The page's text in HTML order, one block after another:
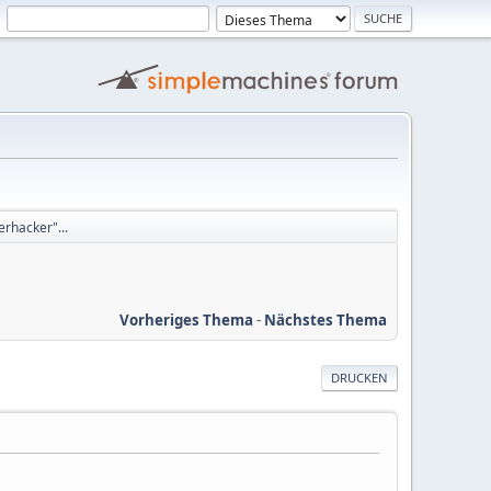
Vorheriges Thema - Nächstes Thema
DRUCKEN